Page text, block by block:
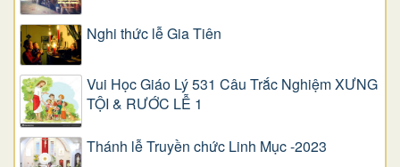
Nghi thức lễ Gia Tiên
Vui Học Giáo Lý 531 Câu Trắc Nghiệm XƯNG
TỘI & RƯỚC LỄ 1
Thánh lễ Truyền chức Linh Mục -2023